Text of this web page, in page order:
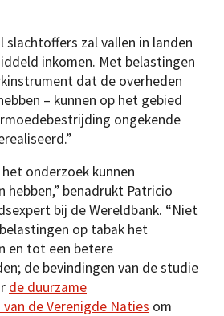
zal vallen in landen
inkomen. Met belastingen
dat de overheden
– kunnen op het gebied
ongekende
onderzoek kunnen
hebben,” benadrukt Patricio
bij de Wereldbank. “Niet
op tabak het
en tot een betere
de bevindingen van de studie
de duurzame
de Verenigde Naties om